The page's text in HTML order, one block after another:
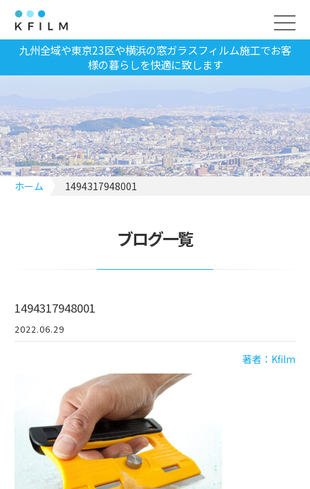
九州全域や東京23区や横浜の窓ガラスフィルム施工でお客
様の暮らしを快適に致します
ホーム 1494317948001
ブログ一覧
1494317948001
2022.06.29
著者：Kfilm